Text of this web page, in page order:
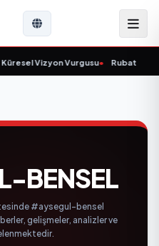
Vizyon Vurgusu• Rubato
BENSEL
#aysegul-bensel
gelişmeler, analizler ve